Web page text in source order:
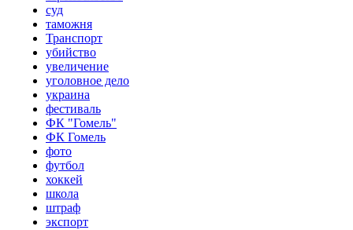
суд
таможня
Транспорт
убийство
увеличение
уголовное дело
украина
фестиваль
ФК "Гомель"
ФК Гомель
фото
футбол
хоккей
школа
штраф
экспорт